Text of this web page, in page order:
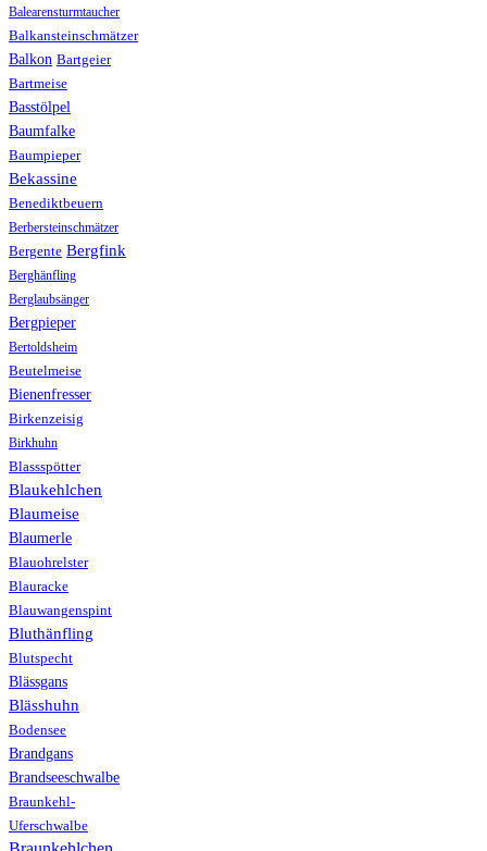
Balearensturmtaucher
Balkansteinschmätzer
Balkon Bartgeier
Bartmeise
Basstölpel
Baumfalke
Baumpieper
Bekassine
Benediktbeuern
Berbersteinschmätzer
Bergente Bergfink
Berghänfling
Berglaubsänger
Bergpieper
Bertoldsheim
Beutelmeise
Bienenfresser
Birkenzeisig
Birkhuhn
Blassspötter
Blaukehlchen
Blaumeise
Blaumerle
Blauohrelster
Blauracke
Blauwangenspint
Bluthänfling
Blutspecht
Blässgans
Blässhuhn
Bodensee
Brandgans
Brandseeschwalbe
Braunkehl-
Uferschwalbe